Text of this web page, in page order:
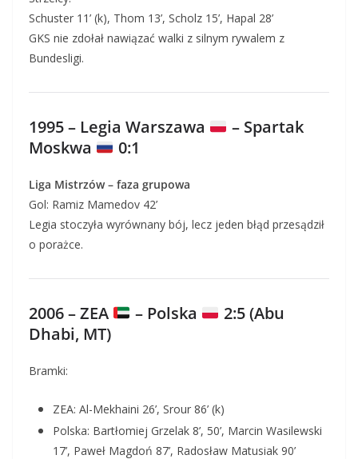
Schuster 11’ (k), Thom 13’, Scholz 15’, Hapal 28’
GKS nie zdołał nawiązać walki z silnym rywalem z
Bundesligi.
1995 – Legia Warszawa
– Spartak
Moskwa
0:1
Liga Mistrzów – faza grupowa
Gol: Ramiz Mamedov 42’
Legia stoczyła wyrównany bój, lecz jeden błąd przesądził
o porażce.
2006 – ZEA – Polska
2:5 (Abu
Dhabi, MT)
Bramki:
ZEA: Al-Mekhaini 26’, Srour 86’ (k)
Polska: Bartłomiej Grzelak 8’, 50’, Marcin Wasilewski
17’, Paweł Magdoń 87’, Radosław Matusiak 90’